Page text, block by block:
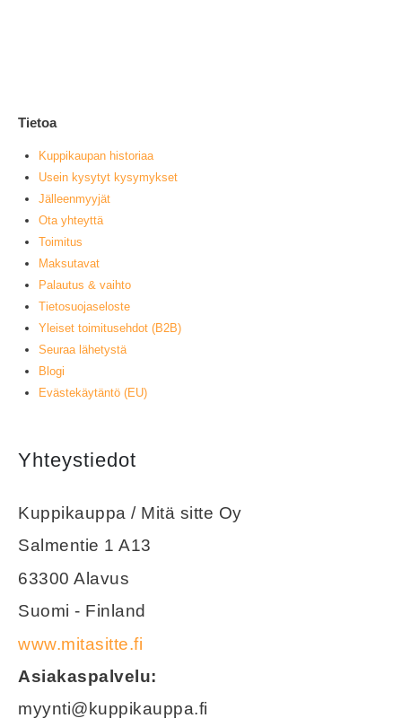
Tietoa
Kuppikaupan historiaa
Usein kysytyt kysymykset
Jälleenmyyjät
Ota yhteyttä
Toimitus
Maksutavat
Palautus & vaihto
Tietosuojaseloste
Yleiset toimitusehdot (B2B)
Seuraa lähetystä
Blogi
Evästekäytäntö (EU)
Yhteystiedot
Kuppikauppa / Mitä sitte Oy
Salmentie 1 A13
63300 Alavus
Suomi - Finland
www.mitasitte.fi
Asiakaspalvelu:
myynti@kuppikauppa.fi